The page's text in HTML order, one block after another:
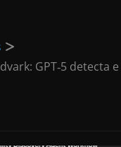
GPT‑5 detecta